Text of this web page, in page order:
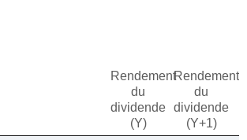
Rendement
du
dividende
(Y)
Rendement
du
dividende
(Y+1)